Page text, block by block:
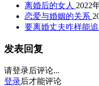
离婚后的女人 2022
恋爱与婚姻的关系
要离婚丈夫咋样能追
发表回复
请登录后评论...
登录后才能评论